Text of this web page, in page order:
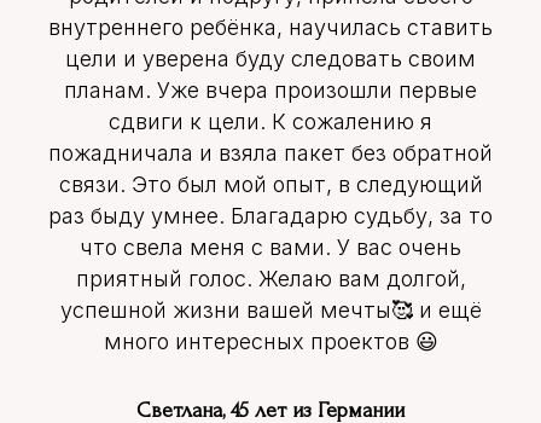
внутреннего ребёнка, научилась ставить
цели и уверена буду следовать своим
планам. Уже вчера произошли первые
сдвиги к цели. К сожалению я
пожадничала и взяла пакет без обратной
связи. Это был мой опыт, в следующий
раз быду умнее. Благадарю судьбу, за то
что свела меня с вами. У вас очень
приятный голос. Желаю вам долгой,
успешной жизни вашей мечты🥰 и ещё
много интересных проектов 😃
Светлана, 45 лет из Германии